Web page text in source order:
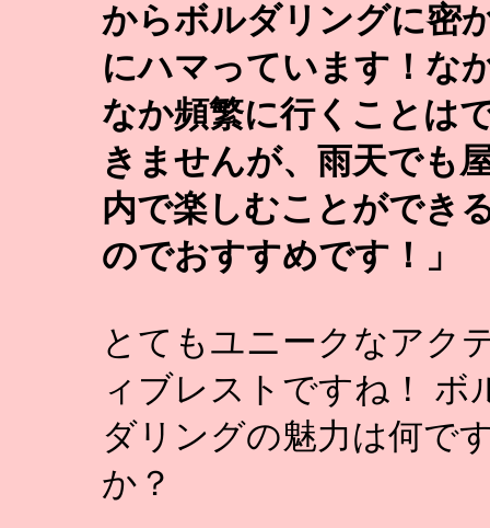
からボルダリングに密
にハマっています！な
なか頻繁に行くことは
きませんが、雨天でも
内で楽しむことができ
のでおすすめです！」
とてもユニークなアク
ィブレストですね！ ボ
ダリングの魅力は何で
か？